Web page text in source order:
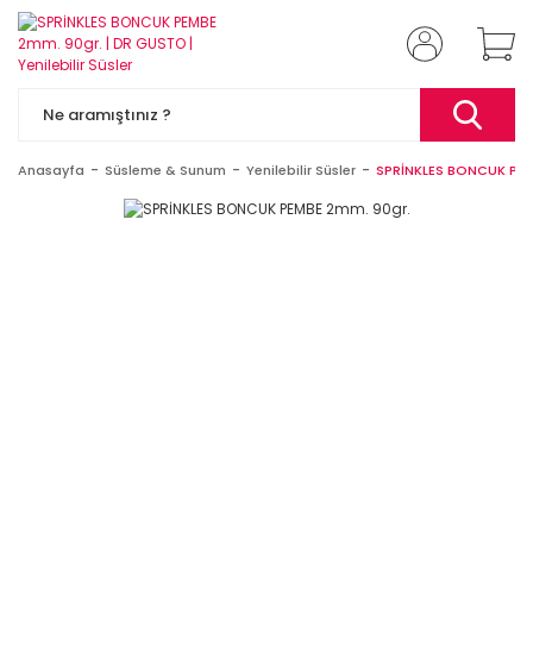
Anasayfa Süsleme & Sunum Yenilebilir Süsler SPRİNKLES BONCUK